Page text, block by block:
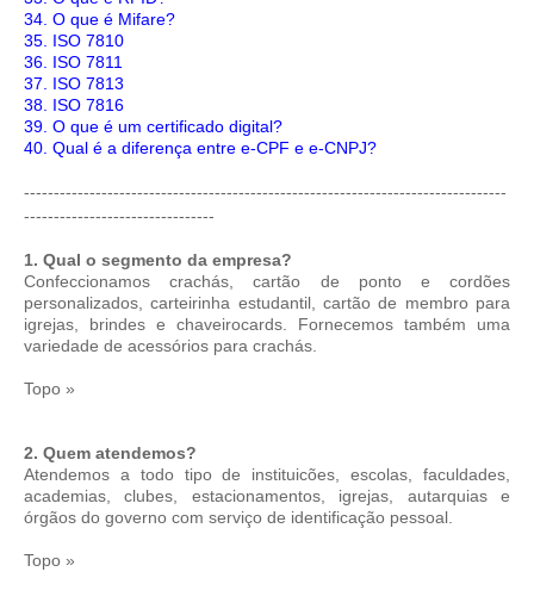
34. O que é Mifare?
35. ISO 7810
36. ISO 7811
37. ISO 7813
38. ISO 7816
39. O que é um certificado digital?
40. Qual é a diferença entre e-CPF e e-CNPJ?
---------------------------------------------------------------------------------
--------------------------------
1. Qual o segmento da empresa?
Confeccionamos crachás, cartão de ponto e cordões
personalizados, carteirinha estudantil, cartão de membro para
igrejas, brindes e chaveirocards. Fornecemos também uma
variedade de acessórios para crachás.
Topo »
2. Quem atendemos?
Atendemos a todo tipo de instituicões, escolas, faculdades,
academias, clubes, estacionamentos, igrejas, autarquias e
órgãos do governo com serviço de identificação pessoal.
Topo »